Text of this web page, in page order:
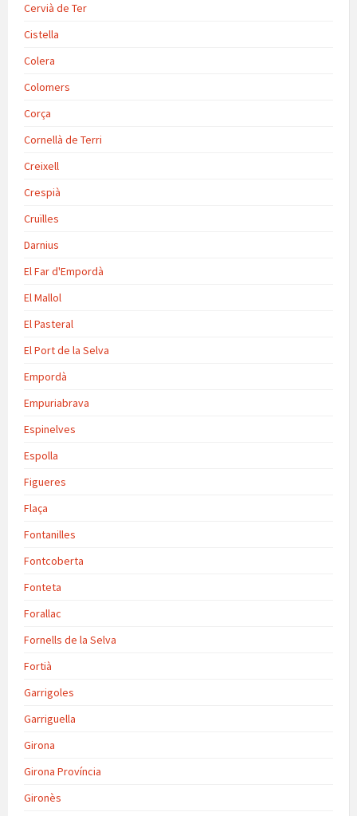
Cervià de Ter
Cistella
Colera
Colomers
Corça
Cornellà de Terri
Creixell
Crespià
Cruïlles
Darnius
El Far d'Empordà
El Mallol
El Pasteral
El Port de la Selva
Empordà
Empuriabrava
Espinelves
Espolla
Figueres
Flaça
Fontanilles
Fontcoberta
Fonteta
Forallac
Fornells de la Selva
Fortià
Garrigoles
Garriguella
Girona
Girona Província
Gironès